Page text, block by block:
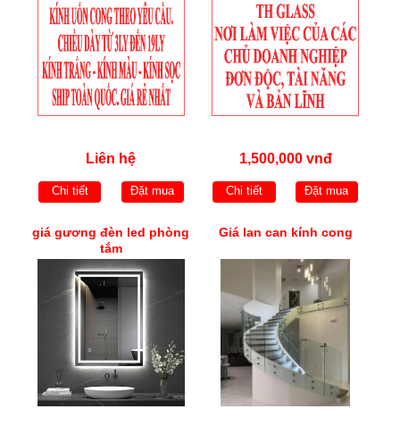
Liên hệ
Chi tiết Đặt mua
1,500,000 vnđ
Chi tiết Đặt mua
giá gương đèn led phòng
tắm
Giá lan can kính cong